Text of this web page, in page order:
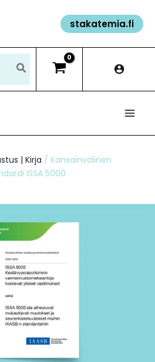
stakatemia.fi
| Kirja / Kansainvälinen
ISSA 5000